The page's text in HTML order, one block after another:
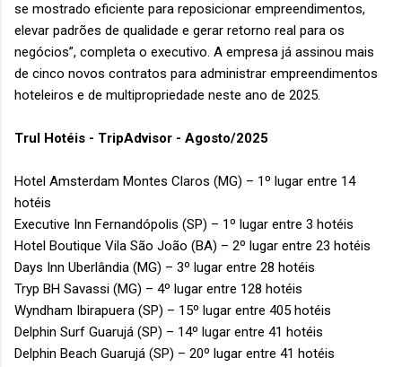
se mostrado eficiente para reposicionar empreendimentos,
elevar padrões de qualidade e gerar retorno real para os
negócios”, completa o executivo. A empresa já assinou mais
de cinco novos contratos para administrar empreendimentos
hoteleiros e de multipropriedade neste ano de 2025.
Trul Hotéis - TripAdvisor - Agosto/2025
Hotel Amsterdam Montes Claros (MG) – 1º lugar entre 14
hotéis
Executive Inn Fernandópolis (SP) – 1º lugar entre 3 hotéis
Hotel Boutique Vila São João (BA) – 2º lugar entre 23 hotéis
Days Inn Uberlândia (MG) – 3º lugar entre 28 hotéis
Tryp BH Savassi (MG) – 4º lugar entre 128 hotéis
Wyndham Ibirapuera (SP) – 15º lugar entre 405 hotéis
Delphin Surf Guarujá (SP) – 14º lugar entre 41 hotéis
Delphin Beach Guarujá (SP) – 20º lugar entre 41 hotéis